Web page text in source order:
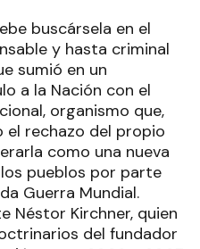
buscársela en el
y hasta criminal
sumió en un
a la Nación con el
organismo que,
el rechazo del propio
como una nueva
pueblos por parte
Guerra Mundial.
Néstor Kirchner, quien
del fundador